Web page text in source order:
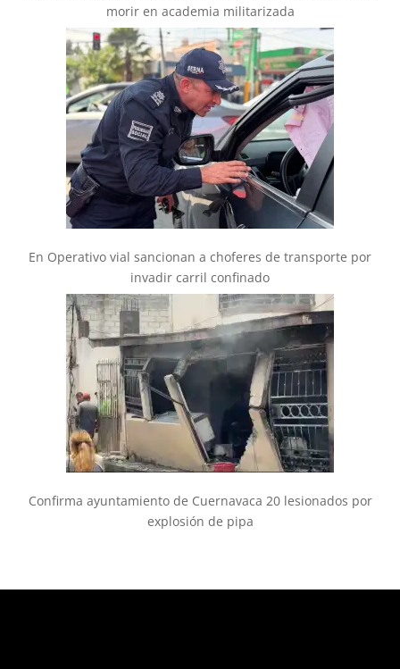
morir en academia militarizada
En Operativo vial sancionan a choferes de transporte por
invadir carril confinado
Confirma ayuntamiento de Cuernavaca 20 lesionados por
explosión de pipa